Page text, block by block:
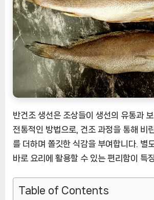
맛
의
결
정
체
[EatingNOW
추
상
품]
반건조 생선은 조상들이 생선의 유통과
전통적인 방법으로, 건조 과정을 통해 비
를 더하며 쫄깃한 식감을 부여합니다. 별
바로 요리에 활용할 수 있는 편리함이 특
Table of Contents